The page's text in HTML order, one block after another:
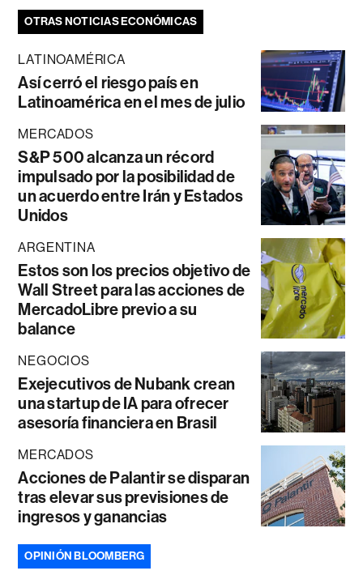
OTRAS NOTICIAS ECONÓMICAS
LATINOAMÉRICA
Así cerró el riesgo país en
Latinoamérica en el mes de julio
MERCADOS
S&P 500 alcanza un récord
impulsado por la posibilidad de
un acuerdo entre Irán y Estados
Unidos
ARGENTINA
Estos son los precios objetivo de
Wall Street para las acciones de
MercadoLibre previo a su
balance
NEGOCIOS
Exejecutivos de Nubank crean
una startup de IA para ofrecer
asesoría financiera en Brasil
MERCADOS
Acciones de Palantir se disparan
tras elevar sus previsiones de
ingresos y ganancias
OPINIÓN BLOOMBERG